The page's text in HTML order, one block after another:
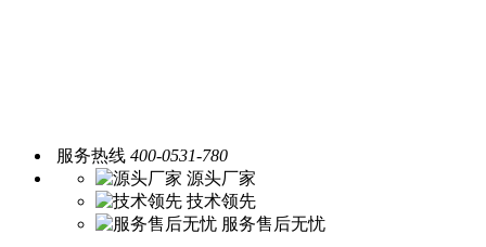
服务热线 400-0531-780
源头厂家
技术领先
服务售后无忧